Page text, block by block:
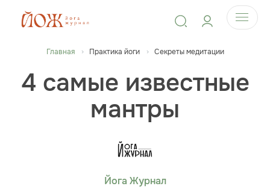
Главная Практика йоги Секреты медитации
4 самые известные
мантры
Йога Журнал